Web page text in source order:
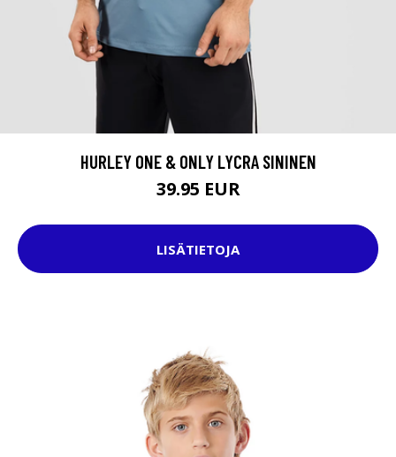
HURLEY ONE & ONLY LYCRA SININEN
39.95 EUR
LISÄTIETOJA